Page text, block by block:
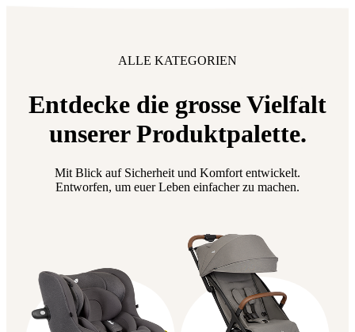
ALLE KATEGORIEN
Entdecke die grosse Vielfalt
unserer Produktpalette.
Mit Blick auf Sicherheit und Komfort entwickelt.
Entworfen, um euer Leben einfacher zu machen.